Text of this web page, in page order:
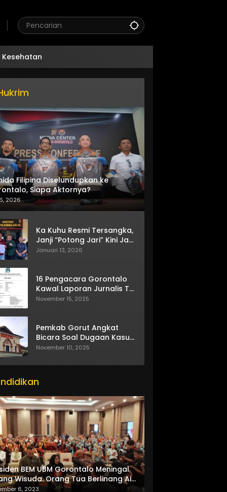
Kesehatan
Filipina Diselundupkan ke
Siapa Aktornya?
2026
Ka Kuhu Resmi Tersangka,
Janji “Potong Jari” Kini Jadi
Bumerang
Januari 13, 2026
16 Pengacara Gorontalo
Kawal Laporan Jurnalis TV
One
November 15, 2025
Pemkab Gorut Angkat
Bicara Soal Dugaan Kasus
Asusila Oknum ASN
November 10, 2025
BEM UBM Gorontalo Meningal
Wisuda. Orang Tua Berlinang Air
Menerima SKL dan Pemasangan
6, 2023